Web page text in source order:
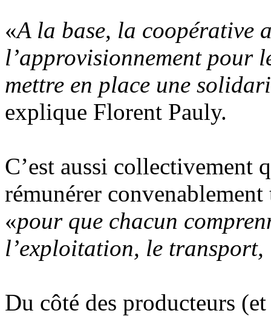
«A la base, la coopérative
l’approvisionnement pour
mettre en place une
explique Florent Pauly.
C’est aussi collectivement
rémunérer
«pour que chacun
l’exploitation, le
Du côté des producteurs